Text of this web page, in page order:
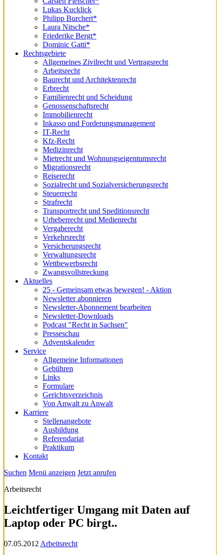
Lukas Kucklick
Philipp Burchert*
Laura Nitsche*
Friederike Bergt*
Dominic Gatti*
Rechtsgebiete
Allgemeines Zivilrecht und Vertragsrecht
Arbeitsrecht
Baurecht und Architektenrecht
Erbrecht
Familienrecht und Scheidung
Genossenschaftsrecht
Immobilienrecht
Inkasso und Forderungsmanagement
IT-Recht
Kfz-Recht
Medizinrecht
Mietrecht und Wohnungseigentumsrecht
Migrationsrecht
Reiserecht
Sozialrecht und Sozialversicherungsrecht
Steuerrecht
Strafrecht
Transportrecht und Speditionsrecht
Urheberrecht und Medienrecht
Vergaberecht
Verkehrsrecht
Versicherungsrecht
Verwaltungsrecht
Wettbewerbsrecht
Zwangsvollstreckung
Aktuelles
25 - Gemeinsam etwas bewegen! - Aktion
Newsletter abonnieren
Newsletter-Abonnement bearbeiten
Newsletter-Downloads
Podcast "Recht in Sachsen"
Presseschau
Adventskalender
Service
Allgemeine Informationen
Gebühren
Links
Formulare
Gerichtsverzeichnis
Von Anwalt zu Anwalt
Karriere
Stellenangebote
Ausbildung
Referendariat
Praktikum
Kontakt
Suchen Menü anzeigen Jetzt anrufen
Arbeitsrecht
Leichtfertiger Umgang mit Daten auf
Laptop oder PC birgt..
07.05.2012 Arbeitsrecht